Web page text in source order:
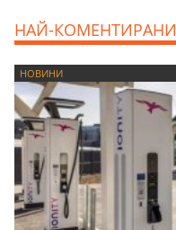
НАЙ-КОМЕНТИРАНИ
НОВИНИ